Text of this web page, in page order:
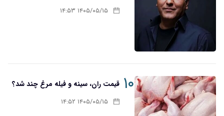
۱۴۰۵/۰۵/۱۵ ۱۴:۵۳
۱۰ قیمت ران، سینه و فیله مرغ چند شد؟
۱۴۰۵/۰۵/۱۵ ۱۴:۵۲